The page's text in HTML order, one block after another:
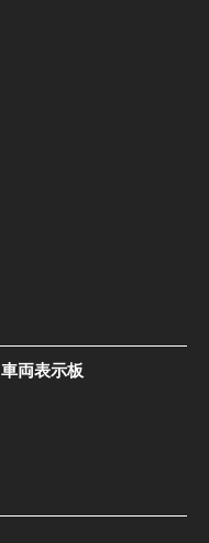
車両表示板